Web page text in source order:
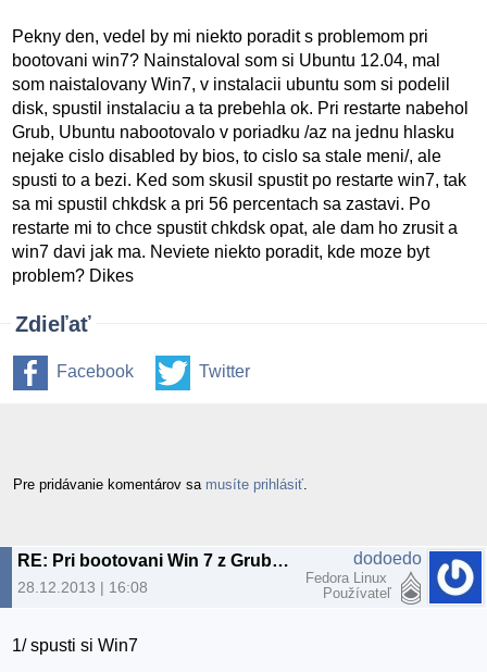
Pekny den, vedel by mi niekto poradit s problemom pri
bootovani win7? Nainstaloval som si Ubuntu 12.04, mal
som naistalovany Win7, v instalacii ubuntu som si podelil
disk, spustil instalaciu a ta prebehla ok. Pri restarte nabehol
Grub, Ubuntu nabootovalo v poriadku /az na jednu hlasku
nejake cislo disabled by bios, to cislo sa stale meni/, ale
spusti to a bezi. Ked som skusil spustit po restarte win7, tak
sa mi spustil chkdsk a pri 56 percentach sa zastavi. Po
restarte mi to chce spustit chkdsk opat, ale dam ho zrusit a
win7 davi jak ma. Neviete niekto poradit, kde moze byt
problem? Dikes
Zdieľať
Facebook Twitter
Pre pridávanie komentárov sa musíte prihlásiť
RE: Pri bootovani Win 7 z Grubu mi spusta chkdsk
28.12.2013 | 16:08
dodoedo
Fedora Linux
Používateľ
1/ spusti si Win7